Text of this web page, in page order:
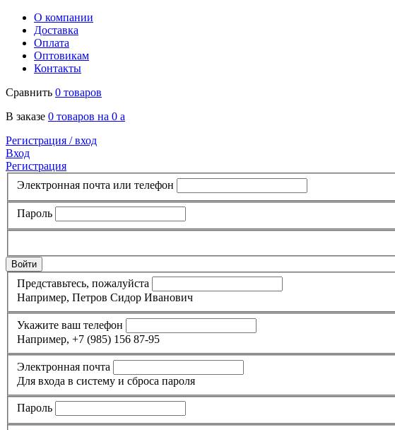
О компании
Доставка
Оплата
Оптовикам
Контакты
Сравнить 0 товаров
В заказе 0 товаров на 0 a
Регистрация /вход
Вход
Регистрация
Электронная почта или телефон
Пароль
Представьтесь, пожалуйста
Например, Петров Сидор Иванович
Укажите ваш телефон
Например, +7 (985) 156 87-95
Электронная почта
Для входа в систему и сброса пароля
Пароль